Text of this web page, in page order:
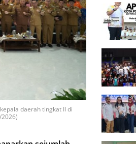
daerah tingkat II di